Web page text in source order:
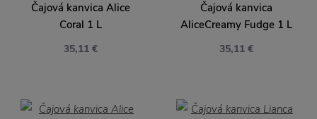
Čajová kanvica Alice
Coral 1 L
35,11 €
Čajová kanvica
AliceCreamy Fudge 1 L
35,11 €